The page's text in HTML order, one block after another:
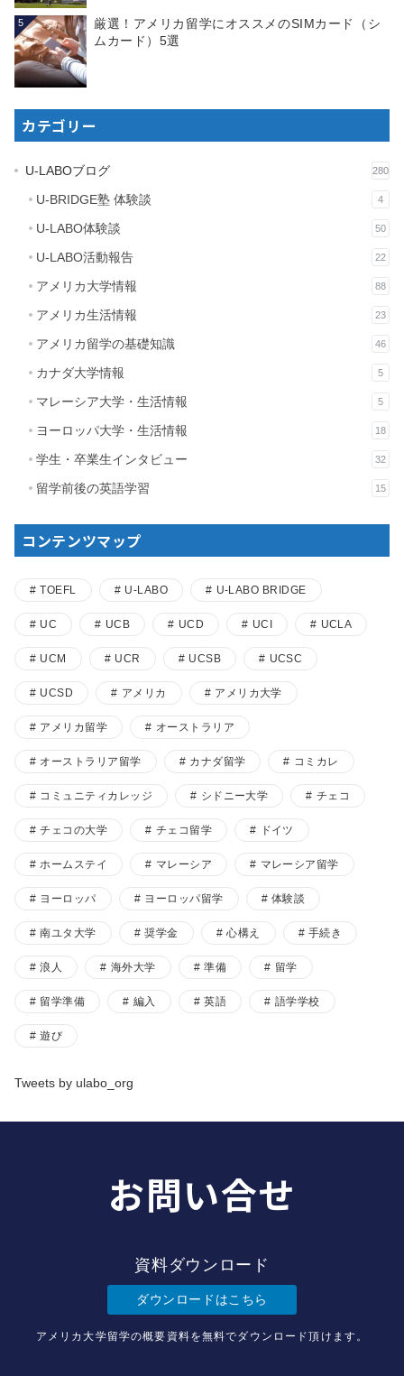
5
厳選！アメリカ留学にオススメのSIMカード（シ
ムカード）5選
カテゴリー
U-LABOブログ 280
U-BRIDGE塾 体験談 4
U-LABO体験談 50
U-LABO活動報告 22
アメリカ大学情報 88
アメリカ生活情報 23
アメリカ留学の基礎知識 46
カナダ大学情報 5
マレーシア大学・生活情報 5
ヨーロッパ大学・生活情報 18
学生・卒業生インタビュー 32
留学前後の英語学習 15
コンテンツマップ
TOEFL U-LABO U-LABO BRIDGE
UC UCB UCD UCI UCLA
UCM UCR UCSB UCSC
UCSD アメリカ アメリカ大学
アメリカ留学 オーストラリア
オーストラリア留学 カナダ留学 コミカレ
コミュニティカレッジ シドニー大学 チェコ
チェコの大学 チェコ留学 ドイツ
ホームステイ マレーシア マレーシア留学
ヨーロッパ ヨーロッパ留学 体験談
南ユタ大学 奨学金 心構え 手続き
浪人 海外大学 準備 留学
留学準備 編入 英語 語学学校
遊び
Tweets by ulabo_org
お問い合せ
資料ダウンロード
ダウンロードはこちら
アメリカ大学留学の概要資料を無料でダウンロード頂けます。